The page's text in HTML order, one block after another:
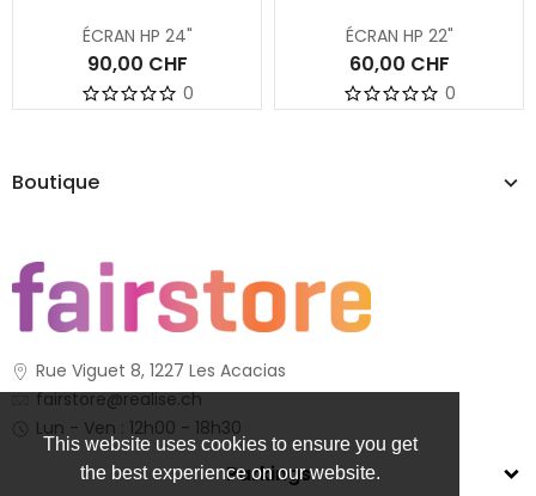
This website uses cookies to ensure you get
the best experience on our website.
Boutique
ÉCRAN HP 24"
90,00 CHF
0
ÉCRAN HP 22"
60,00 CHF
0
Rue Viguet 8, 1227 Les Acacias
fairstore@realise.ch
Lun - Ven : 12h00 - 18h30
Parkings